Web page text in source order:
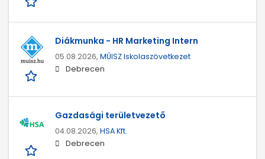
Diákmunka - HR Marketing Intern
05.08.2026, MŰISZ Iskolaszövetkezet
Debrecen
Gazdasági területvezető
04.08.2026, HSA Kft.
Debrecen